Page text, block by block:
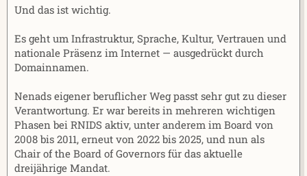
Und das ist wichtig.
Es geht um Infrastruktur, Sprache, Kultur, Vertrauen und
nationale Präsenz im Internet — ausgedrückt durch
Domainnamen.
Nenads eigener beruflicher Weg passt sehr gut zu dieser
Verantwortung. Er war bereits in mehreren wichtigen
Phasen bei RNIDS aktiv, unter anderem im Board von
2008 bis 2011, erneut von 2022 bis 2025, und nun als
Chair of the Board of Governors für das aktuelle
dreijährige Mandat.